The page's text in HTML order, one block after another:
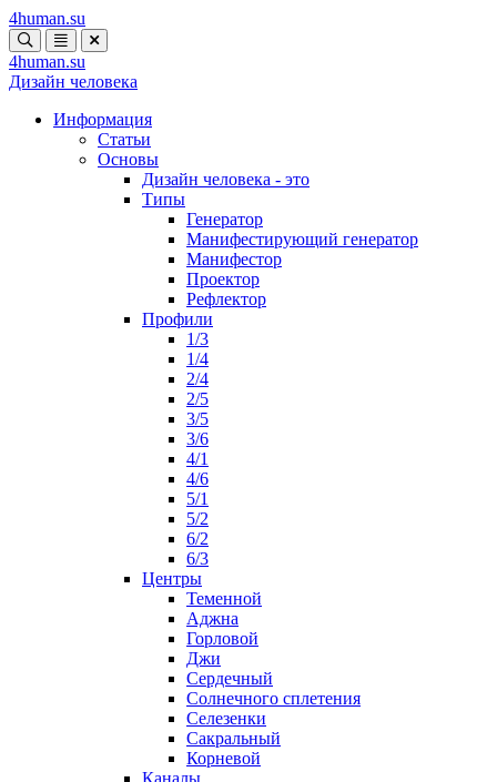
4human.su
4human.su
Дизайн человека
Информация
Статьи
Основы
Дизайн человека - это
Типы
Генератор
Манифестирующий генератор
Манифестор
Проектор
Рефлектор
Профили
1/3
1/4
2/4
2/5
3/5
3/6
4/1
4/6
5/1
5/2
6/2
6/3
Центры
Теменной
Аджна
Горловой
Джи
Сердечный
Солнечного сплетения
Селезенки
Сакральный
Корневой
Каналы